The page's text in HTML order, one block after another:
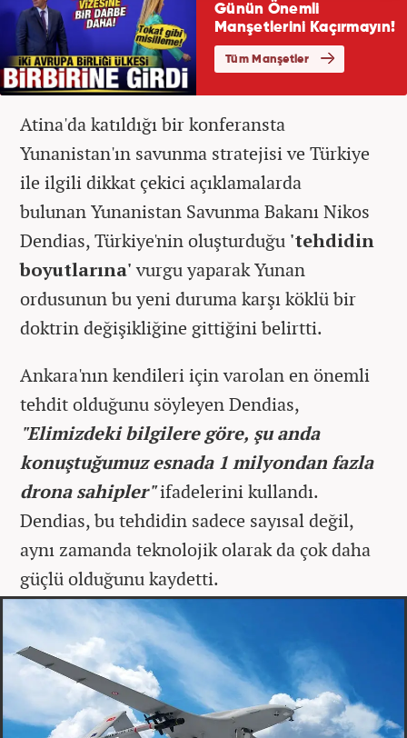
Atina'da katıldığı bir konferansta
Yunanistan'ın savunma stratejisi ve Türkiye
ile ilgili dikkat çekici açıklamalarda
bulunan Yunanistan Savunma Bakanı Nikos
Dendias, Türkiye'nin oluşturduğu 'tehdidin
boyutlarına'vurgu yaparak Yunan
ordusunun bu yeni duruma karşı köklü bir
doktrin değişikliğine gittiğini belirtti.
Ankara'nın kendileri için varolan en önemli
tehdit olduğunu söyleyen Dendias,
"Elimizdeki bilgilere göre, şu anda
konuştuğumuz esnada 1 milyondan fazla
drona sahipler"ifadelerini kullandı.
Dendias, bu tehdidin sadece sayısal değil,
aynı zamanda teknolojik olarak da çok daha
güçlü olduğunu kaydetti.